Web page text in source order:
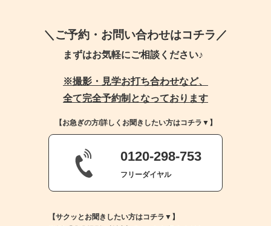
＼ご予約・お問い合わせはコチラ／
まずはお気軽にご相談ください♪
※撮影・見学お打ち合わせなど、
全て完全予約制となっております
【お急ぎの方/詳しくお聞きしたい方はコチラ▼】
0120-298-753
フリーダイヤル
【サクッとお聞きしたい方はコチラ▼】